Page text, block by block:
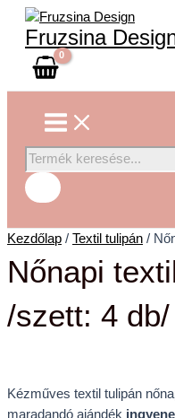
Skip
content
Fruzsina
Menu
Products
search
Kezdőlap / Textil tulipán /
Nőnapi
/szett: 4 db/
Kézműves textil tulipán
maradandó ajándék
Nőnapi
textil
tulipánok
/szett:
4
mennyiség